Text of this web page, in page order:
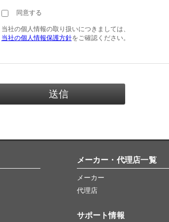
同意する
当社の個人情報の取り扱いにつきましては、
当社の個人情報保護方針をご確認ください。
メーカー・代理店一覧
メーカー
代理店
サポート情報